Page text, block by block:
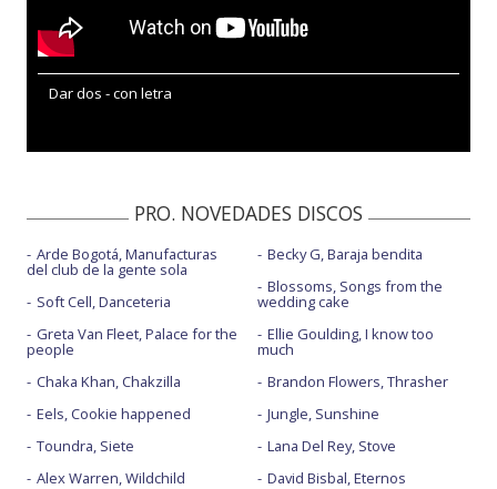
Dar dos - con letra
PRO. NOVEDADES DISCOS
Arde Bogotá, Manufacturas
del club de la gente sola
Soft Cell, Danceteria
Greta Van Fleet, Palace for the
people
Chaka Khan, Chakzilla
Eels, Cookie happened
Toundra, Siete
Alex Warren, Wildchild
Becky G, Baraja bendita
Blossoms, Songs from the
wedding cake
Ellie Goulding, I know too
much
Brandon Flowers, Thrasher
Jungle, Sunshine
Lana Del Rey, Stove
David Bisbal, Eternos